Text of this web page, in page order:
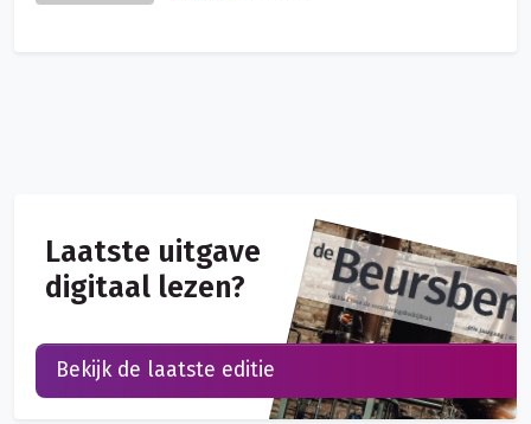
Laatste uitgave
digitaal lezen?
Bekijk de laatste editie